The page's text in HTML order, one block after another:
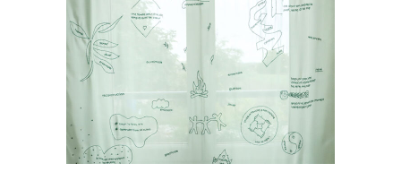
Douce demeure